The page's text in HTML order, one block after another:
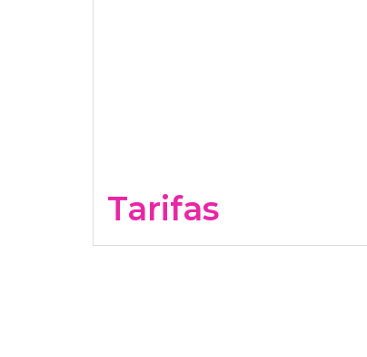
Tarifas